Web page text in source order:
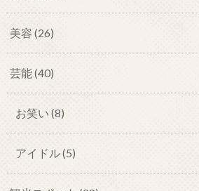
美容 (26)
芸能(40)
お笑い (8)
アイドル(5)